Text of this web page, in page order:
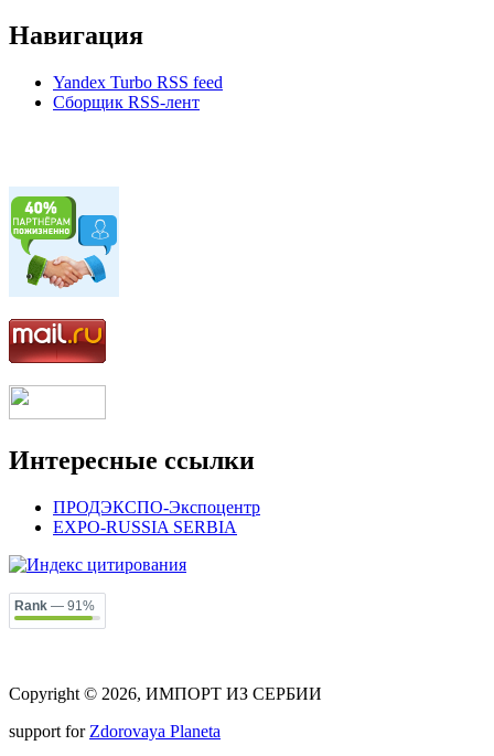
Навигация
Yandex Turbo RSS feed
Сборщик RSS-лент
Интересные ссылки
ПРОДЭКСПО-Экспоцентр
EXPO-RUSSIA SERBIA
Rank — 91%
Copyright © 2026, ИМПОРТ ИЗ СЕРБИИ
support for Zdorovaya Planeta